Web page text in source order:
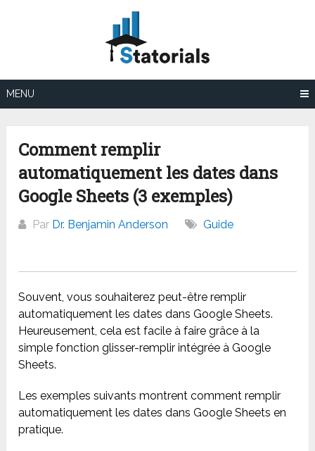
MENU
Comment remplir
automatiquement les dates dans
Google Sheets (3 exemples)
Par Dr. Benjamin Anderson Guide
Souvent, vous souhaiterez peut-être remplir
automatiquement les dates dans Google Sheets.
Heureusement, cela est facile à faire grâce à la
simple fonction glisser-remplir intégrée à Google
Sheets.
Les exemples suivants montrent comment remplir
automatiquement les dates dans Google Sheets en
pratique.